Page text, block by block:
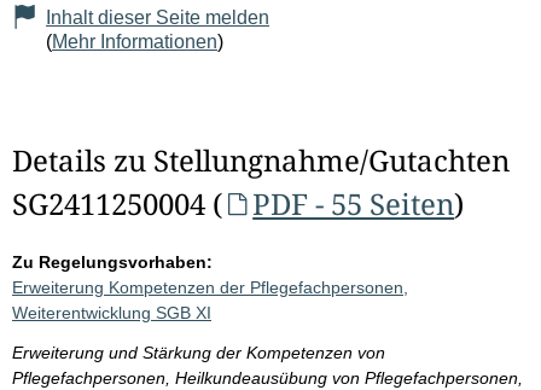
Inhalt dieser Seite melden
(Mehr Informationen)
Details zu Stellungnahme/Gutachten
SG2411250004 (
PDF - 55 Seiten)
Zu Regelungsvorhaben:
Erweiterung Kompetenzen der Pflegefachpersonen,
Weiterentwicklung SGB XI
Erweiterung und Stärkung der Kompetenzen von
Pflegefachpersonen, Heilkundeausübung von Pflegefachpersonen,